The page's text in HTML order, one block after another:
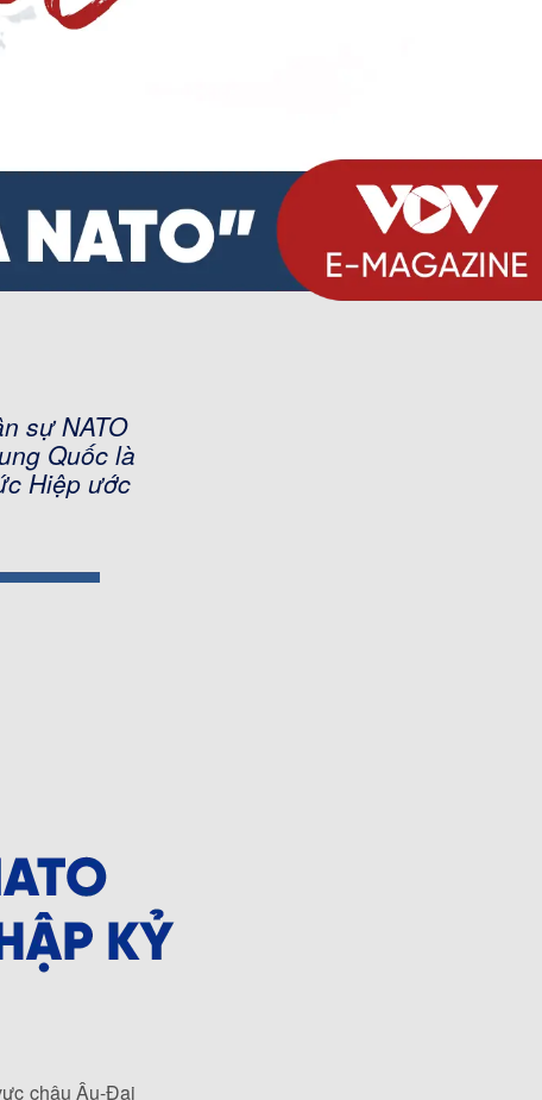
sự NATO
Quốc là
Hiệp ước
châu Âu-Đại